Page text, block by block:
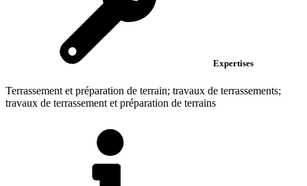
Expertises
Terrassement et préparation de terrain; travaux de terrassements;
travaux de terrassement et préparation de terrains